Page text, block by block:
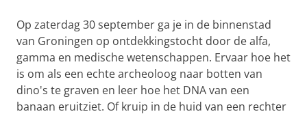
Op zaterdag 30 september ga je in de binnenstad
van Groningen op ontdekkingstocht door de alfa,
gamma en medische wetenschappen. Ervaar hoe het
is om als een echte archeoloog naar botten van
dino's te graven en leer hoe het DNA van een
banaan eruitziet. Of kruip in de huid van een rechter